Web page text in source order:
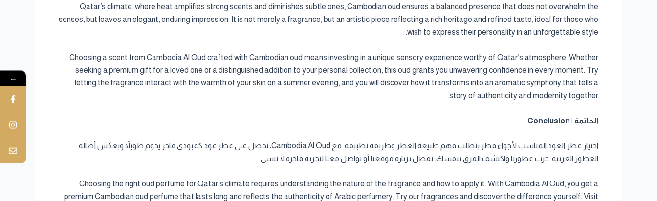
Qatar’s climate, where heat amplifies strong scents and diminishes subtle ones, Cambodian oud ensures a balanced presence that does not overwhelm the
senses, but leaves an elegant, enduring impression. It is not merely a fragrance, but an artistic piece reflecting a rich heritage and refined taste, ideal for those who
wish to express their personality in an unforgettable style.
Choosing a scent from Cambodia Al Oud crafted with Cambodian oud means investing in a unique sensory experience worthy of Qatar’s atmosphere. Whether
seeking a premium gift for a loved one or a distinguished addition to your personal collection, this oud grants you unwavering confidence in every moment. Try
letting the fragrance interact with the warmth of your skin on a summer evening, and you will discover how it transforms into an aromatic symphony that tells a
story of authenticity and modernity together.
الخاتمة | Conclusion
اختيار عطر العود المناسب لأجواء قطر يتطلب فهم طبيعة العطر وطريقة تطبيقه. مع Cambodia Al Oud، تحصل على عطر عود كمبودي فاخر يدوم طويلاً ويعكس أصالة
العطور العربية. جرب عطورنا واكتشف الفرق بنفسك. تفضل بزيارة موقعنا أو تواصل معنا لتجربة فاخرة لا تنسى.
Choosing the right oud perfume for Qatar’s climate requires understanding the nature of the fragrance and how to apply it. With Cambodia Al Oud, you get a
premium Cambodian oud perfume that lasts long and reflects the authenticity of Arabic perfumery. Try our fragrances and discover the difference yourself. Visit
←